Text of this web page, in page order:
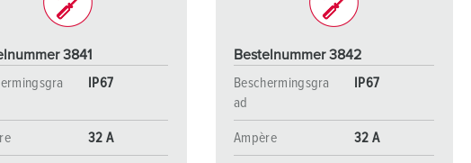
3841
IP67
32 A
Bestelnummer 3842
Beschermingsgra
ad
IP67
Ampère 32 A